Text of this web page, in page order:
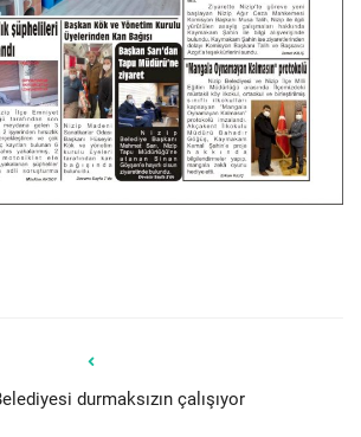
durmaksızın çalışıyor